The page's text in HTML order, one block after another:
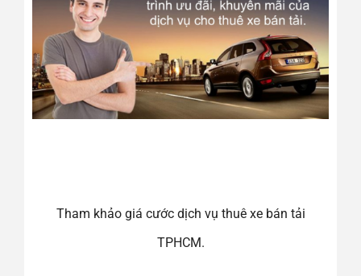
Tham khảo giá cước dịch vụ thuê xe bán tải
TPHCM.